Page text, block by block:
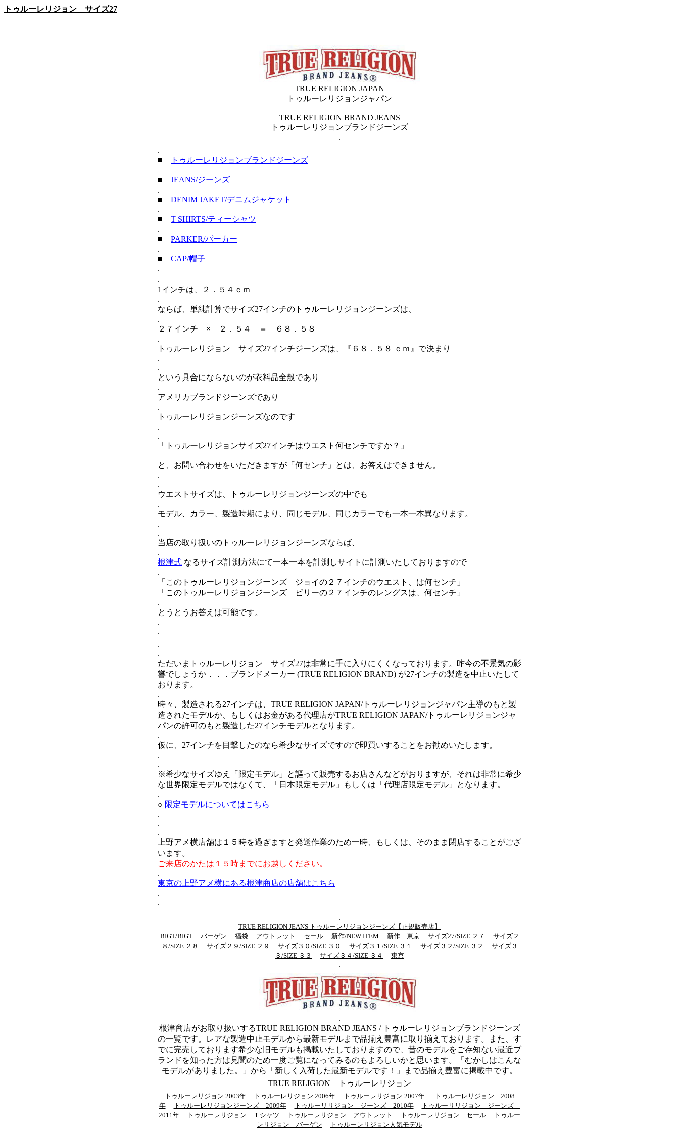
トゥルーレリジョン サイズ27
TRUE RELIGION JAPAN
トゥルーレリジョンジャパン
TRUE RELIGION BRAND JEANS
トゥルーレリジョンブランドジーンズ
.
.
■
トゥルーレリジョンブランドジーンズ
■ JEANS/ジーンズ
.
■ DENIM JAKET/デニムジャケット
.
■ T SHIRTS/ティーシャツ
.
■ PARKER/パーカー
.
■ CAP/帽子
.
.
1インチは、２．５４ｃｍ
.
ならば、単純計算でサイズ27インチのトゥルーレリジョンジーンズは、
.
２７インチ × ２．５４ ＝ ６８．５８
.
トゥルーレリジョン サイズ27インチジーンズは、『６８．５８ ｃｍ』で決まり
.
.
という具合にならないのが衣料品全般であり
.
アメリカブランドジーンズであり
.
トゥルーレリジョンジーンズなのです
.
.
「トゥルーレリジョンサイズ27インチはウエスト何センチですか？」
と、お問い合わせをいただきますが「何センチ」とは、お答えはできません。
.
.
ウエストサイズは、トゥルーレリジョンジーンズの中でも
.
モデル、カラー、製造時期により、同じモデル、同じカラーでも一本一本異なります。
.
.
当店の取り扱いのトゥルーレリジョンジーンズならば、
.
根津式 なるサイズ計測方法にて一本一本を計測しサイトに計測いたしておりますので
.
「このトゥルーレリジョンジーンズ ジョイの２７インチのウエスト、は何センチ」
「このトゥルーレリジョンジーンズ ビリーの２７インチのレングスは、何センチ」
.
とうとうお答えは可能です。
.
.
.
.
ただいまトゥルーレリジョン サイズ27は非常に手に入りにくくなっております。昨今の不景気の影
響でしょうか．．．ブランドメーカー (TRUE RELIGION BRAND) が27インチの製造を中止いたして
おります。
.
時々、製造される27インチは、TRUE RELIGION JAPAN/トゥルーレリジョンジャパン主導のもと製
造されたモデルか、もしくはお金がある代理店がTRUE RELIGION JAPAN/トゥルーレリジョンジャ
パンの許可のもと製造した27インチモデルとなります。
.
仮に、27インチを目撃したのなら希少なサイズですので即買いすることをお勧めいたします。
.
.
※希少なサイズゆえ「限定モデル」と謳って販売するお店さんなどがおりますが、それは非常に希少
な世界限定モデルではなくて、「日本限定モデル」もしくは「代理店限定モデル」となります。
.
○ 限定モデルについてはこちら
.
.
.
上野アメ横店舗は１５時を過ぎますと発送作業のため一時、もしくは、そのまま閉店することがござ
います。
ご来店のかたは１５時までにお越しください。
.
東京の上野アメ横にある根津商店の店舗はこちら
.
.
.
TRUE RELIGION JEANS トゥルーレリジョンジーンズ【正規販売店】
BIGT/BIGT
バーゲン 福袋 アウトレット セール 新作/NEW ITEM 新作 東京 サイズ27/SIZE ２７
サイズ２
８/SIZE ２８
サイズ２９/SIZE ２９ サイズ３０/SIZE ３０ サイズ３１/SIZE ３１ サイズ３２/SIZE ３２
サイズ３
３/SIZE ３３
サイズ３４/SIZE ３４ 東京
.
.
根津商店がお取り扱いするTRUE RELIGION BRAND JEANS / トゥルーレリジョンブランドジーンズ
の一覧です。レアな製造中止モデルから最新モデルまで品揃え豊富に取り揃えております。また、す
でに完売しております希少な旧モデルも掲載いたしておりますので、昔のモデルをご存知ない最近ブ
ランドを知った方は見聞のため一度ご覧になってみるのもよろしいかと思います。「むかしはこんな
モデルがありました。」から「新しく入荷した最新モデルです！」まで品揃え豊富に掲載中です。
TRUE RELIGION トゥルーレリジョン
トゥルーレリジョン 2003年 トゥルーレリジョン 2006年 トゥルーレリジョン 2007年
トゥルーレリジョン 2008
年
トゥルーレリジョンジーンズ 2009年 トゥルーリリジョン ジーンズ 2010年
トゥルーリリジョン ジーンズ
2011年
トゥルーレリジョン Ｔシャツ トゥルーレリジョン アウトレット トゥルーレリジョン セール
トゥルー
レリジョン バーゲン
トゥルーレリジョン人気モデル